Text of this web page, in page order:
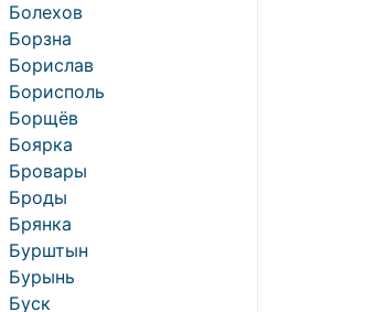
Болехов
Борзна
Борислав
Борисполь
Борщёв
Боярка
Бровары
Броды
Брянка
Бурштын
Бурынь
Буск